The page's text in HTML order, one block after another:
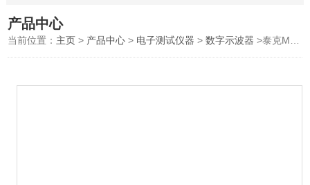
产品中心
当前位置： 主页 > 产品中心 > 电子测试仪器 >数字示波器 >泰克MSO3014示波器